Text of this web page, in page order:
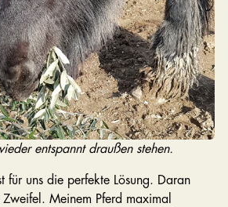
entspannt draußen stehen.
für uns die perfekte Lösung. Daran
Meinem Pferd maximal